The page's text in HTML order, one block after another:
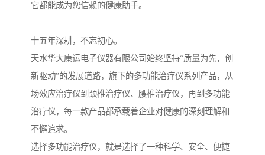
它都能成为您信赖的健康助手。
十五年深耕，不忘初心。
天水华大康运电子仪器有限公司始终坚持“质量为先，创
新驱动”的发展道路，旗下的多功能治疗仪系列产品，从
场效应治疗仪到颈椎治疗仪、腰椎治疗仪，再到多功能
治疗仪，每一款产品都承载着企业对健康的深刻理解和
不懈追求。
选择多功能治疗仪，就是选择了一种科学、安全、便捷